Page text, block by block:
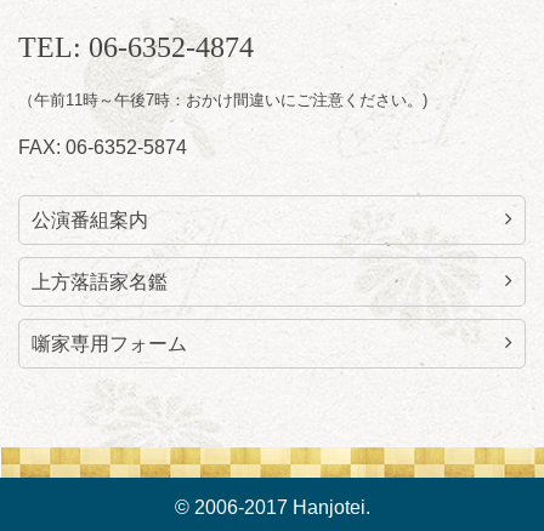
7762-6268
TEL: 06-6352-4874
（午前11時～午後7時：おかけ間違いにご注意ください。)
FAX: 06-6352-5874
公演番組案内
上方落語家名鑑
噺家専用フォーム
© 2006-2017 Hanjotei.